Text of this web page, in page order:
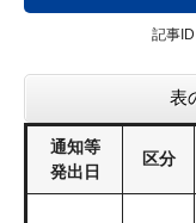
記事
表
通知等
発出日
区分